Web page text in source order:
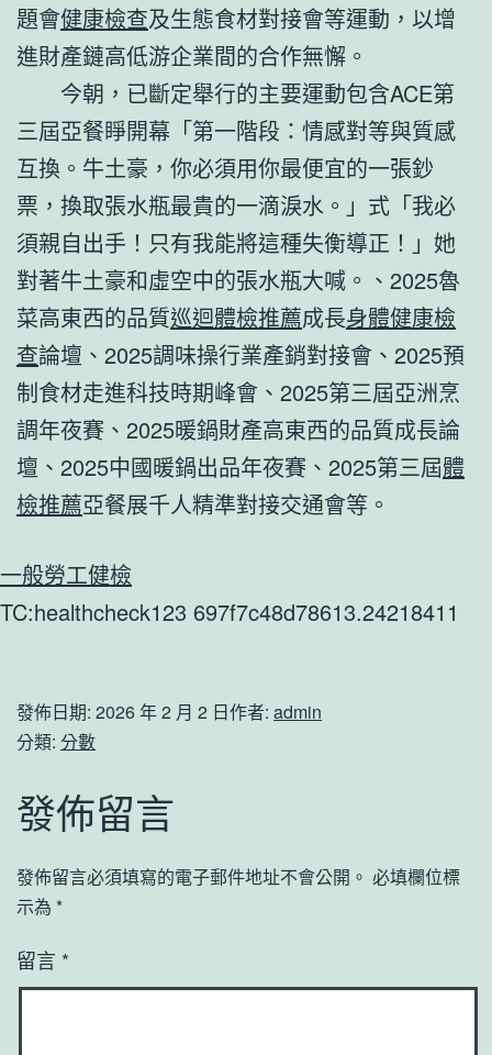
題會健康檢查及生態食材對接會等運動，以增
進財產鏈高低游企業間的合作無懈。
今朝，已斷定舉行的主要運動包含ACE第
三屆亞餐睜開幕「第一階段：情感對等與質感
互換。牛土豪，你必須用你最便宜的一張鈔
票，換取張水瓶最貴的一滴淚水。」式「我必
須親自出手！只有我能將這種失衡導正！」她
對著牛土豪和虛空中的張水瓶大喊。、2025魯
菜高東西的品質巡迴體檢推薦成長身體健康檢
查論壇、2025調味操行業產銷對接會、2025預
制食材走進科技時期峰會、2025第三屆亞洲烹
調年夜賽、2025暖鍋財產高東西的品質成長論
壇、2025中國暖鍋出品年夜賽、2025第三屆體
檢推薦亞餐展千人精準對接交通會等。
一般勞工健檢
TC:healthcheck123 697f7c48d78613.24218411
發佈日期: 2026 年 2 月 2 日作者: admin
分類: 分數
發佈留言
發佈留言必須填寫的電子郵件地址不會公開。 必填欄位標
示為 *
留言 *